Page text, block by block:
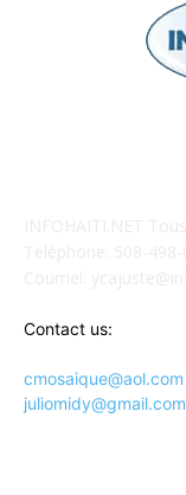
Contact us:
cmosaique@aol.com
juliomidy@gmail.com